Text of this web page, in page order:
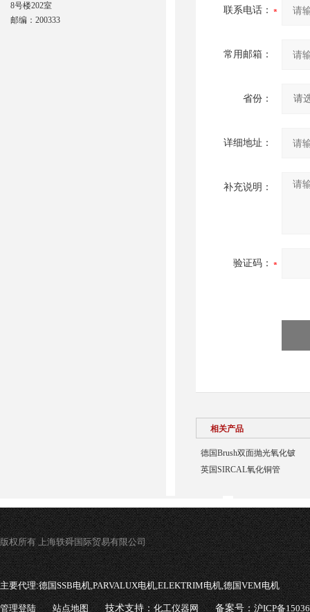
联系电话：
常用邮箱：
省份：
详细地址：
补充说明：
验证码：
相关产品
德国Brush双面抛光氧化铍
英国SIRCAL氧化铜管
8号楼202室
邮编：200333
版权所有 上海轶舜国际贸易有限公司
主要代理:德国SSB电机,PARVALUX电机,ELEKTRIM电机,德国VEM电机
管理登陆 站点地图 技术支持：化工仪器网 备案号：沪ICP备